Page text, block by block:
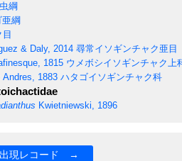
綱
綱
& Daly, 2014 尋常イソギンチャク亜目
1815 ウメボシイソギンチャク上
Andres, 1883 ハタゴイソギンチャク科
Kwietniewski, 1896
現レコード →